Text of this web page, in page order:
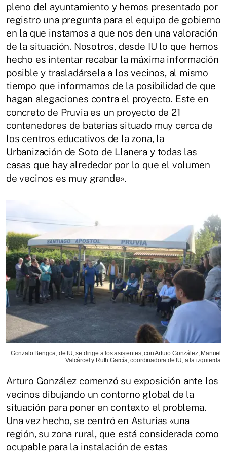
pleno del ayuntamiento y hemos presentado por
registro una pregunta para el equipo de gobierno
en la que instamos a que nos den una valoración
de la situación. Nosotros, desde IU lo que hemos
hecho es intentar recabar la máxima información
posible y trasladársela a los vecinos, al mismo
tiempo que informamos de la posibilidad de que
hagan alegaciones contra el proyecto. Este en
concreto de Pruvia es un proyecto de 21
contenedores de baterías situado muy cerca de
los centros educativos de la zona, la
Urbanización de Soto de Llanera y todas las
casas que hay alrededor por lo que el volumen
de vecinos es muy grande».
Gonzalo Bengoa, de IU, se dirige a los asistentes, con Arturo González, Manuel
Valcárcel y Ruth García, coordinadora de IU, a la izquierda
Arturo González comenzó su exposición ante los
vecinos dibujando un contorno global de la
situación para poner en contexto el problema.
Una vez hecho, se centró en Asturias «una
región, su zona rural, que está considerada como
ocupable para la instalación de estas